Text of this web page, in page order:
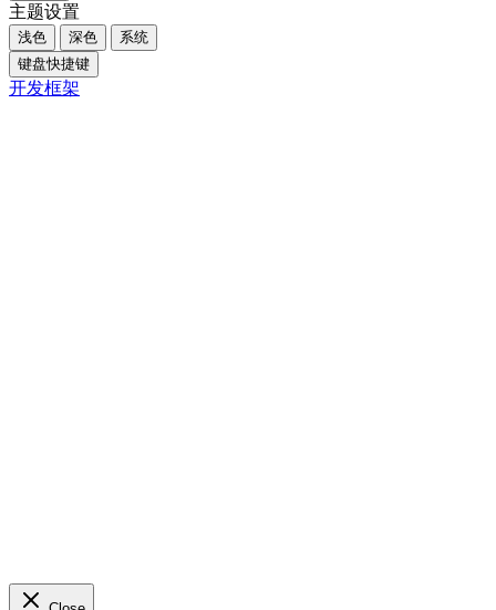
主题设置
浅色 深色
系统
键盘快捷键
开发框架